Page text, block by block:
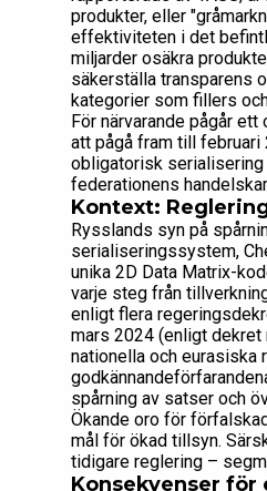
produkter, eller
effektiviteten i det
miljarder osäkra
säkerställa transparens
kategorier som fillers
För närvarande pågår
att pågå fram till februari
obligatorisk serialisering
federationens
Kontext:
Rysslands syn på
serialiseringssystem,
unika 2D Data Matrix-
varje steg från
enligt flera
mars 2024 (enligt dekret
nationella och eurasiska
spårning av satser och
Ökande oro för
mål för ökad tillsyn.
tidigare reglering –
Konsekvenser